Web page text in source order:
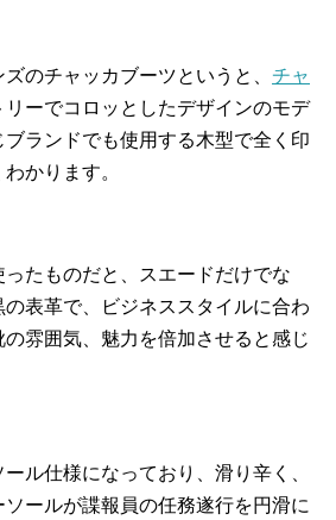
のチャッカブーツというと、 チャ
リーでコロッとしたデザインのモデ
ランドでも使用する木型で全く印
かります。
たものだと、スエードだけでな
の表革で、ビジネススタイルに合わ
雰囲気、魅力を倍加させると感じ
ル仕様になっており、滑り辛く、
ールが諜報員の任務遂行を円滑に